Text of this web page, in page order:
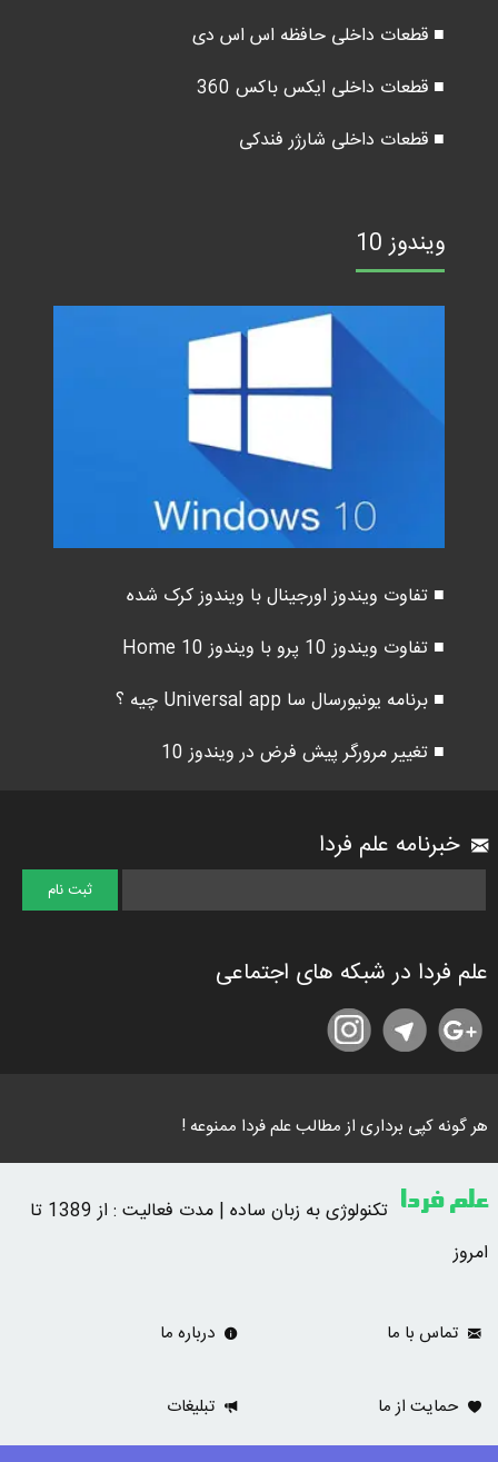
■ قطعات داخلی حافظه اس اس دی
■ قطعات داخلی ایکس باکس 360
■ قطعات داخلی شارژر فندکی
ویندوز 10
■ تفاوت ویندوز اورجینال با ویندوز کرک شده
■ تفاوت ویندوز 10 پرو با ویندوز 10 Home
■ برنامه یونیورسال سا Universal app چیه ؟
■ تغییر مرورگر پیش فرض در ویندوز 10
خبرنامه علم فردا
علم فردا در شبکه های اجتماعی
هر گونه کپی برداری از مطالب علم فردا ممنوعه !
علم فردا
تکنولوژی به زبان ساده | مدت فعالیت : از 1389 تا
امروز
تماس با ما درباره ما
حمایت از ما تبلیغات